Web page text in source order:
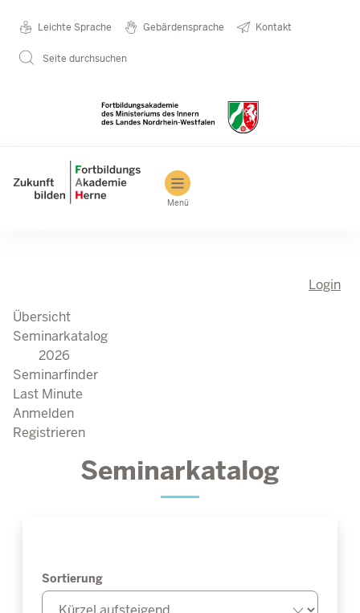
Metanavigation
Leichte Sprache Gebärdensprache Kontakt
Seite durchsuchen
Main navigation
Menü
Login
Übersicht
Seminarkatalog
2026
Seminarfinder
Last Minute
Anmelden
Registrieren
Seminarkatalog
Sortierung